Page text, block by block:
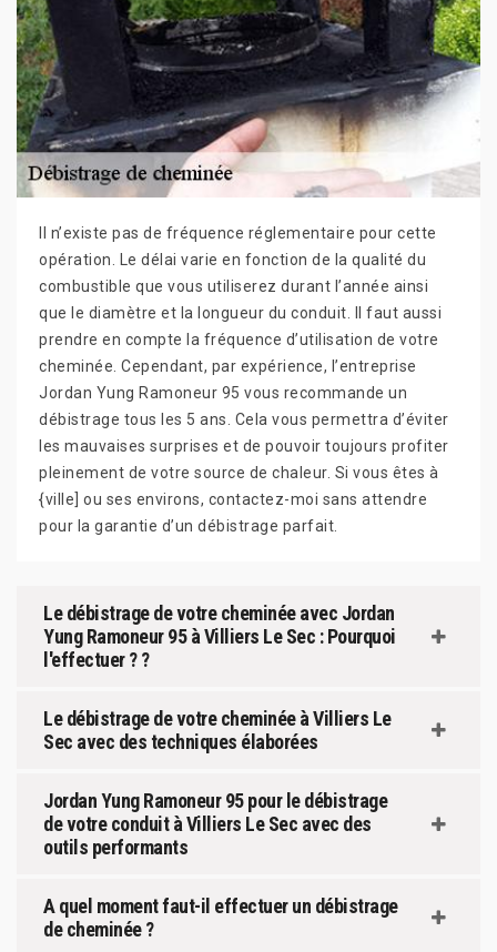
Il n’existe pas de fréquence réglementaire pour cette
opération. Le délai varie en fonction de la qualité du
combustible que vous utiliserez durant l’année ainsi
que le diamètre et la longueur du conduit. Il faut aussi
prendre en compte la fréquence d’utilisation de votre
cheminée. Cependant, par expérience, l’entreprise
Jordan Yung Ramoneur 95 vous recommande un
débistrage tous les 5 ans. Cela vous permettra d’éviter
les mauvaises surprises et de pouvoir toujours profiter
pleinement de votre source de chaleur. Si vous êtes à
{ville] ou ses environs, contactez-moi sans attendre
pour la garantie d’un débistrage parfait.
Le débistrage de votre cheminée avec Jordan
Yung Ramoneur 95 à Villiers Le Sec : Pourquoi
l'effectuer ? ?
Le débistrage de votre cheminée à Villiers Le
Sec avec des techniques élaborées
Jordan Yung Ramoneur 95 pour le débistrage
de votre conduit à Villiers Le Sec avec des
outils performants
A quel moment faut-il effectuer un débistrage
de cheminée ?